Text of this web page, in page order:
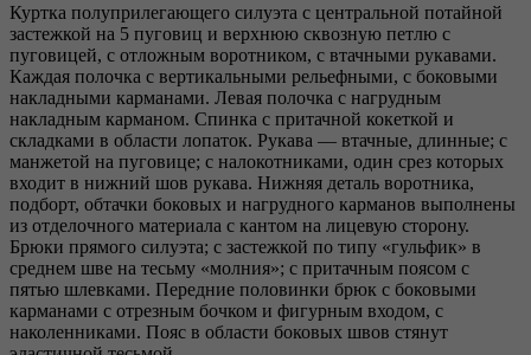
Куртка полуприлегающего силуэта с центральной потайной
застежкой на 5 пуговиц и верхнюю сквозную петлю с
пуговицей, с отложным воротником, с втачными рукавами.
Каждая полочка с вертикальными рельефными, с боковыми
накладными карманами. Левая полочка с нагрудным
накладным карманом. Спинка с притачной кокеткой и
складками в области лопаток. Рукава — втачные, длинные; с
манжетой на пуговице; с налокотниками, один срез которых
входит в нижний шов рукава. Нижняя деталь воротника,
подборт, обтачки боковых и нагрудного карманов выполнены
из отделочного материала с кантом на лицевую сторону.
Брюки прямого силуэта; с застежкой по типу «гульфик» в
среднем шве на тесьму «молния»; с притачным поясом с
пятью шлевками. Передние половинки брюк с боковыми
карманами с отрезным бочком и фигурным входом, с
наколенниками. Пояс в области боковых швов стянут